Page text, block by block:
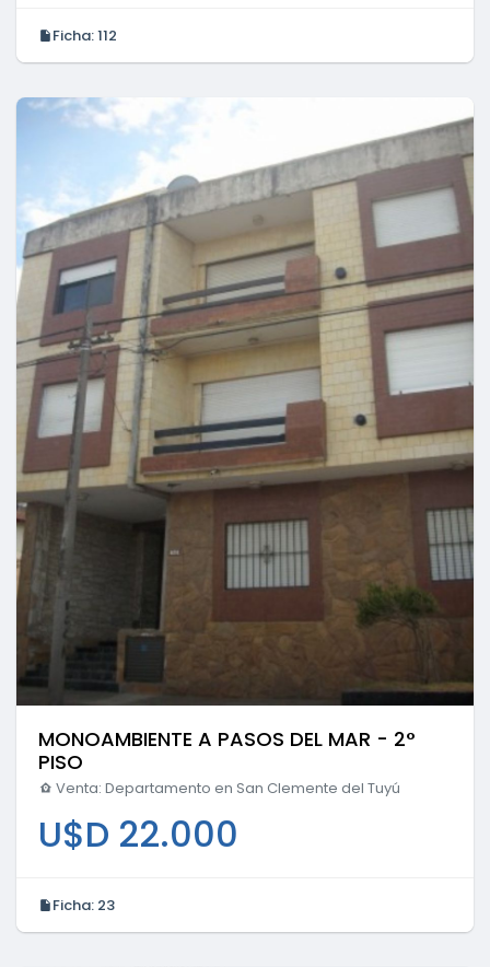
Ficha:112
MONOAMBIENTE A PASOS DEL MAR - 2°
PISO
Venta: Departamento en San Clemente del Tuyú
U$D 22.000
Ficha: 23